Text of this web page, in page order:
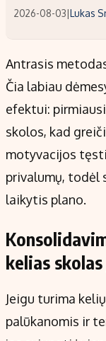
2026-08-03|Lukas
Antrasis
Čia labiau
efektui:
skolos, kad
motyvacijos
privalumų, todėl
laikytis plano.
kelias
Jeigu turima
palūkanomis ir